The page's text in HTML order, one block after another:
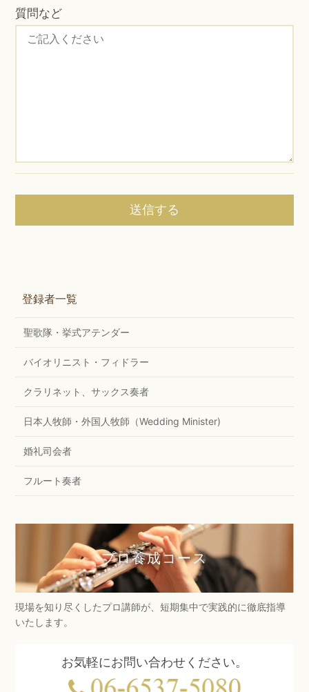
質問など
登録者一覧
聖歌隊・挙式アテンダー
バイオリニスト・フィドラー
クラリネット、サックス奏者
日本人牧師・外国人牧師（Wedding Minister)
婚礼司会者
フルート奏者
プロ養成コース
現場を知り尽くしたプロ講師が、短期集中で実践的に徹底指導
いたします。
お気軽にお問い合わせください。